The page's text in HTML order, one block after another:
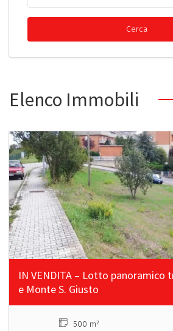
Elenco Immobili
IN VENDITA – Lotto panoramico
e Monte S. Giusto
500 m²